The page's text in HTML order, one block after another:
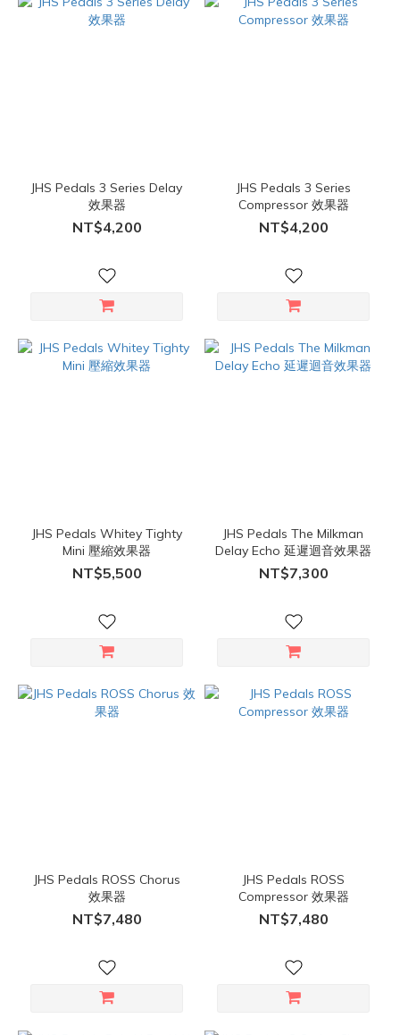
JHS Pedals 3 Series Delay
效果器
NT$4,200
JHS Pedals 3 Series
Compressor 效果器
NT$4,200
JHS Pedals Whitey Tighty
Mini 壓縮效果器
NT$5,500
JHS Pedals The Milkman
Delay Echo 延遲迴音效果器
NT$7,300
JHS Pedals ROSS Chorus
效果器
NT$7,480
JHS Pedals ROSS
Compressor 效果器
NT$7,480